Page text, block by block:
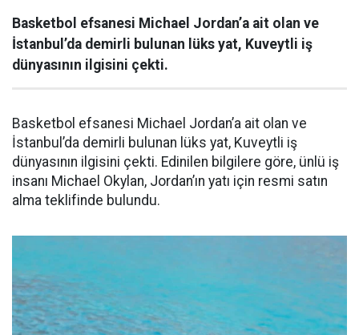
Basketbol efsanesi Michael Jordan’a ait olan ve
İstanbul’da demirli bulunan lüks yat, Kuveytli iş
dünyasının ilgisini çekti.
Basketbol efsanesi Michael Jordan’a ait olan ve
İstanbul’da demirli bulunan lüks yat, Kuveytli iş
dünyasının ilgisini çekti. Edinilen bilgilere göre, ünlü iş
insanı Michael Okylan, Jordan’ın yatı için resmi satın
alma teklifinde bulundu.